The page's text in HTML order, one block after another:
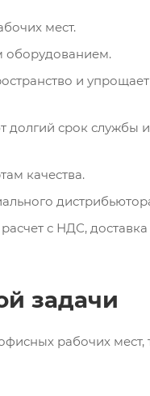
мест.
оборудованием.
и упрощает
долгий срок службы и
качества.
с НДС, доставка
задачи
рабочих мест,